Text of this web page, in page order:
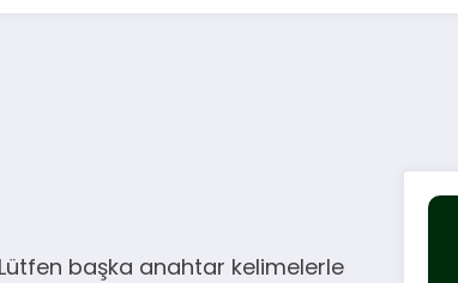
başka anahtar kelimelerle